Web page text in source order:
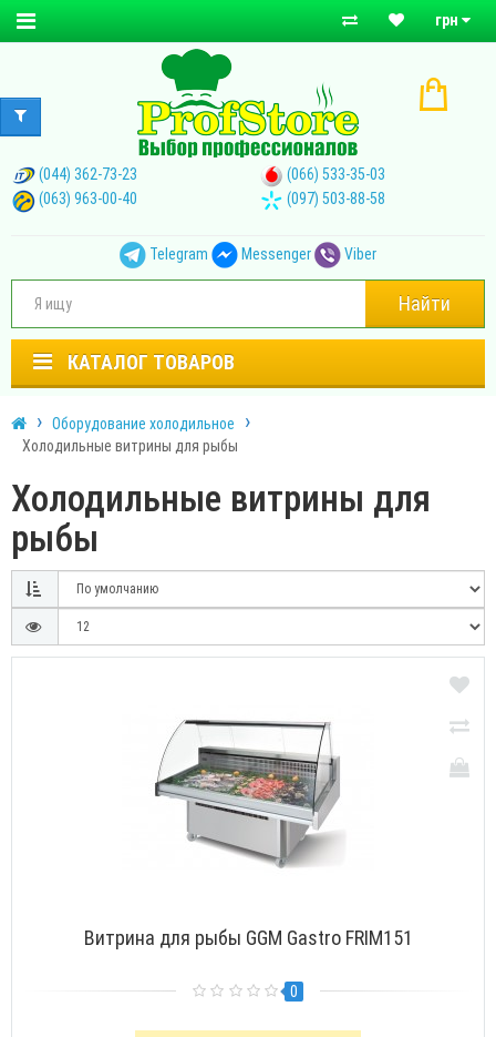
грн
(044) 362-73-23
(066) 533-35-03
(063) 963-00-40
(097) 503-88-58
Telegram Messenger Viber
Найти
КАТАЛОГ ТОВАРОВ
Оборудование холодильное
Холодильные витрины для рыбы
Холодильные витрины для
рыбы
Витрина для рыбы GGM Gastro FRIM151
0